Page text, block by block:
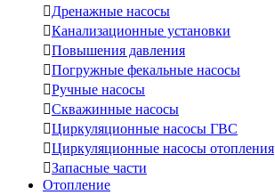
Дренажные насосы
Канализационные установки
Повышения давления
Погружные фекальные насосы
Ручные насосы
Скважинные насосы
Циркуляционные насосы ГВС
Циркуляционные насосы отопления
Запасные части
Отопление